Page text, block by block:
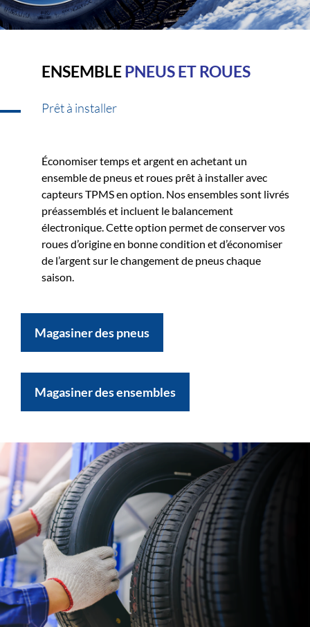
ENSEMBLEPNEUS ET ROUES
Prêt à installer
Économiser temps et argent en achetant un
ensemble de pneus et roues prêt à installer avec
capteurs TPMS en option. Nos ensembles sont livrés
préassemblés et incluent le balancement
électronique. Cette option permet de conserver vos
roues d’origine en bonne condition et d’économiser
de l’argent sur le changement de pneus chaque
saison.
Magasiner des pneus
Magasiner des ensembles